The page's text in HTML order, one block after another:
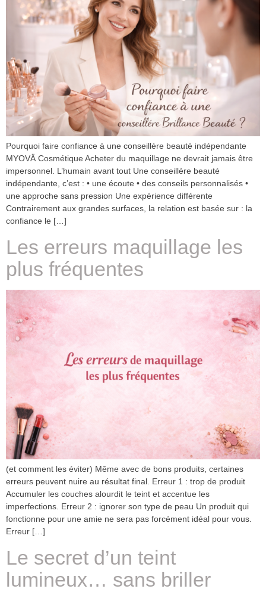
Pourquoi faire confiance à une conseillère beauté indépendante
MYOVÄ Cosmétique Acheter du maquillage ne devrait jamais être
impersonnel. L’humain avant tout Une conseillère beauté
indépendante, c’est : • une écoute • des conseils personnalisés •
une approche sans pression Une expérience différente
Contrairement aux grandes surfaces, la relation est basée sur : la
confiance le […]
Les erreurs maquillage les
plus fréquentes
(et comment les éviter) Même avec de bons produits, certaines
erreurs peuvent nuire au résultat final. Erreur 1 : trop de produit
Accumuler les couches alourdit le teint et accentue les
imperfections. Erreur 2 : ignorer son type de peau Un produit qui
fonctionne pour une amie ne sera pas forcément idéal pour vous.
Erreur […]
Le secret d’un teint
lumineux… sans briller